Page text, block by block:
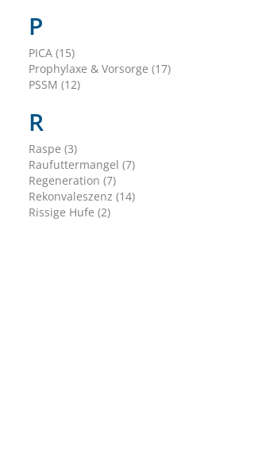
P
PICA (15)
Prophylaxe & Vorsorge (17)
PSSM (12)
R
Raspe (3)
Raufuttermangel (7)
Regeneration (7)
Rekonvaleszenz (14)
Rissige Hufe (2)